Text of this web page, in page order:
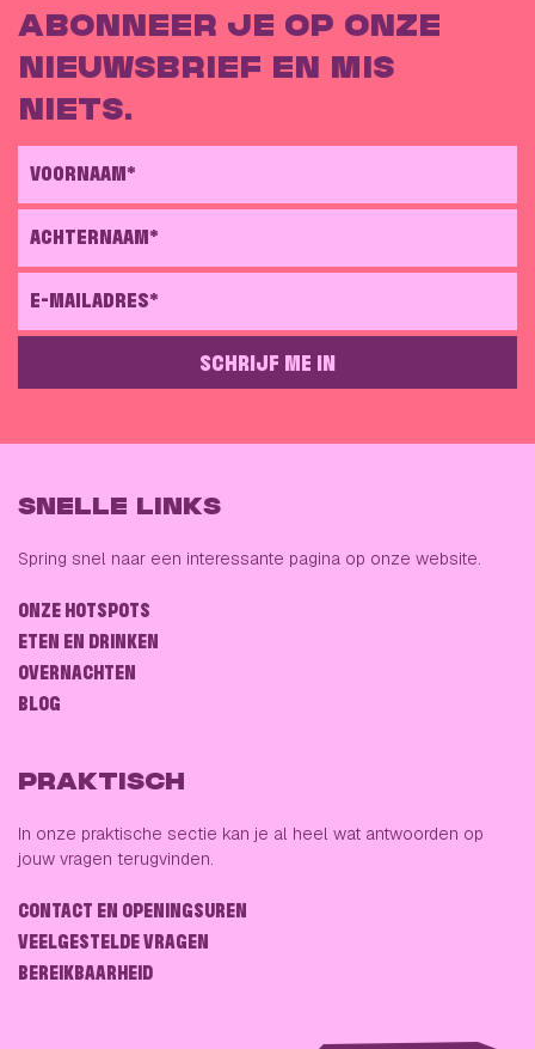
ABONNEER JE OP ONZE
NIEUWSBRIEF EN MIS
NIETS.
VOORNAAM*
ACHTERNAAM*
E-MAILADRES*
GELIEVE DIT VELD LEEG TE LATEN
SCHRIJF ME IN
SNELLE LINKS
Spring snel naar een interessante pagina op onze website.
ONZE HOTSPOTS
ETEN EN DRINKEN
OVERNACHTEN
BLOG
PRAKTISCH
In onze praktische sectie kan je al heel wat antwoorden op
jouw vragen terugvinden.
CONTACT EN OPENINGSUREN
VEELGESTELDE VRAGEN
BEREIKBAARHEID